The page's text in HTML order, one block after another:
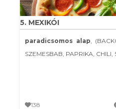
5. MEXIKÓI
paradicsomos alap,
SZEMESBAB, PAPRIKA, CHILI,
138